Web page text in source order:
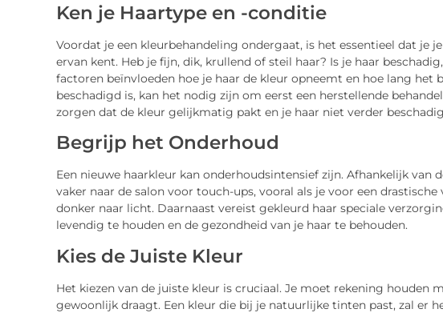
Ken je Haartype en -conditie
Voordat je een kleurbehandeling ondergaat, is het essentieel dat je
ervan kent. Heb je fijn, dik, krullend of steil haar? Is je haar
factoren beïnvloeden hoe je haar de kleur opneemt en hoe lang het
beschadigd is, kan het nodig zijn om eerst een herstellende
zorgen dat de kleur gelijkmatig pakt en je haar niet verder
Begrijp het Onderhoud
Een nieuwe haarkleur kan onderhoudsintensief zijn. Afhankelijk van
vaker naar de salon voor touch-ups, vooral als je voor een
donker naar licht. Daarnaast vereist gekleurd haar speciale
levendig te houden en de gezondheid van je haar te behouden.
Kies de Juiste Kleur
Het kiezen van de juiste kleur is cruciaal. Je moet rekening houden
gewoonlijk draagt. Een kleur die bij je natuurlijke tinten past, zal er